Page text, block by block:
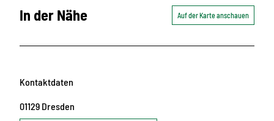
In der Nähe Auf der Karte anschauen
Kontaktdaten
01129 Dresden